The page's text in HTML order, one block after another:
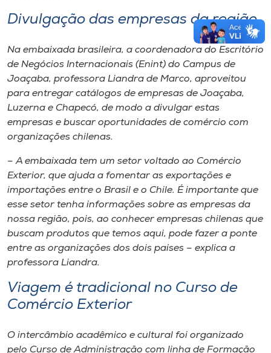
Divulgação das empresas da região
Na embaixada brasileira, a coordenadora do Escritório
de Negócios Internacionais (Enint) do Campus de
Joaçaba, professora Liandra de Marco, aproveitou
para entregar catálogos de empresas de Joaçaba,
Luzerna e Chapecó, de modo a divulgar estas
empresas e buscar oportunidades de comércio com
organizações chilenas.
– A embaixada tem um setor voltado ao Comércio
Exterior, que ajuda a fomentar as exportações e
importações entre o Brasil e o Chile. É importante que
esse setor tenha informações sobre as empresas da
nossa região, pois, ao conhecer empresas chilenas que
buscam produtos que temos aqui, pode fazer a ponte
entre as organizações dos dois países – explica a
professora Liandra.
Viagem é tradicional no Curso de
Comércio Exterior
O intercâmbio acadêmico e cultural foi organizado
pelo Curso de Administração com linha de Formação